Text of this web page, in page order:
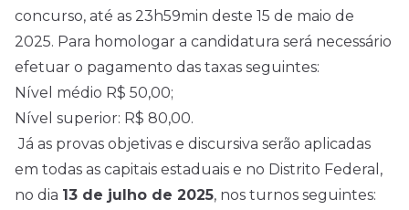
concurso, até as 23h59min deste 15 de maio de
2025. Para homologar a candidatura será necessário
efetuar o pagamento das taxas seguintes:
Nível médio R$ 50,00;
Nível superior: R$ 80,00.
Já as provas objetivas e discursiva serão aplicadas
em todas as capitais estaduais e no Distrito Federal,
no dia 13 de julho de 2025, nos turnos seguintes: